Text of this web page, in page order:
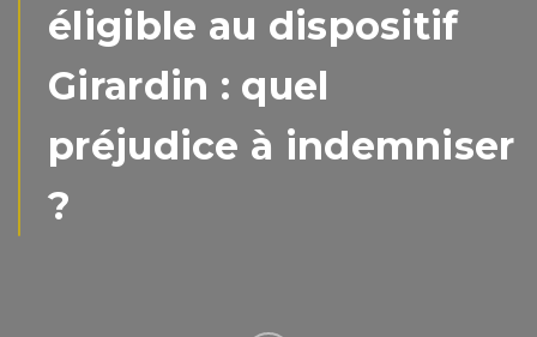
éligible au dispositif
Girardin : quel
préjudice à indemniser
?